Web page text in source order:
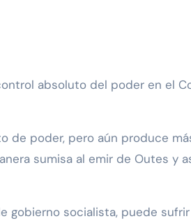
absoluto del poder en el
de poder, pero aún produce
sumisa al emir de Outes y
gobierno socialista, puede